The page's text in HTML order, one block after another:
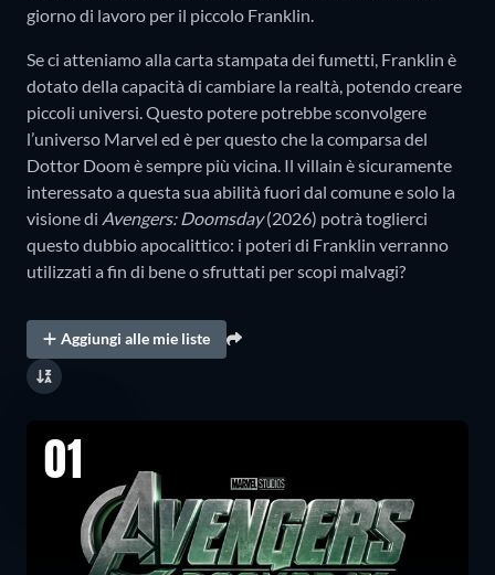
giorno di lavoro per il piccolo Franklin.
Se ci atteniamo alla carta stampata dei fumetti, Franklin è
dotato della capacità di cambiare la realtà, potendo creare
piccoli universi. Questo potere potrebbe sconvolgere
l’universo Marvel ed è per questo che la comparsa del
Dottor Doom è sempre più vicina. Il villain è sicuramente
interessato a questa sua abilità fuori dal comune e solo la
visione di Avengers: Doomsday(2026) potrà toglierci
questo dubbio apocalittico: i poteri di Franklin verranno
utilizzati a fin di bene o sfruttati per scopi malvagi?
Aggiungi alle mie liste
01